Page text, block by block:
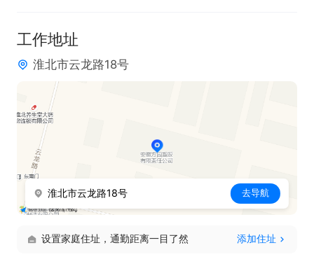
工作地址
淮北市云龙路18号
淮北市云龙路18号 去导航
设置家庭住址，通勤距离一目了然 添加住址